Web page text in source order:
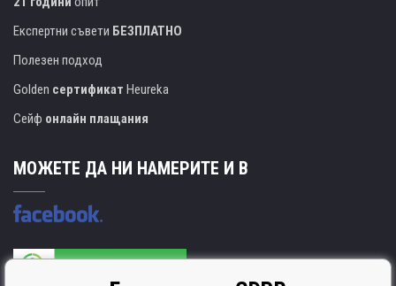
Експертни съвети БЕЗПЛАТНО
Полезен подход
Golden сертификат Heureka
Сейф онлайн плащания
МОЖЕТЕ ДА НИ НАМЕРИТЕ И В